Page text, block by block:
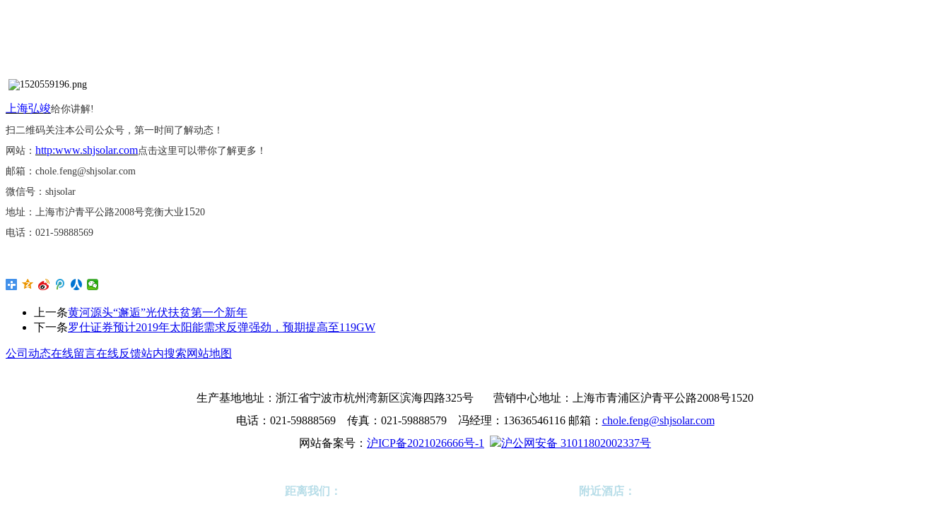
上海弘竣给你讲解!
扫二维码关注本公司公众号，第一时间了解动态！
网站： http:www.shjsolar.com点击这里可以带你了解更多！
邮箱： chole.feng@shjsolar.com
微信号： shjsolar
地址：上海市沪青平公路2008号竞衡大业1520
电话： 021-59888569
上一条黄河源头“邂逅”光伏扶贫第一个新年
下一条罗仕证券预计2019年太阳能需求反弹强劲，预期提高至119GW
公司动态在线留言在线反馈站内搜索网站地图
生产基地地址：浙江省宁波市杭州湾新区滨海四路325号 营销中心地址：上海市青浦区沪青平公路2008号1520
电话：021-59888569 传真：021-59888579 冯经理：13636546116 邮箱： chole.feng@shjsolar.com
网站备案号： 沪ICP备2021026666号-1 沪公网安备 31011802002337号
距离我们： 附近酒店：